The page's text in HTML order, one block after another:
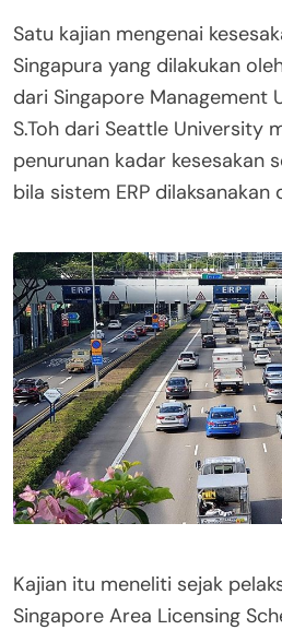
Satu kajian mengenai
Singapura yang dilakukan
dari Singapore Management
S.Toh dari Seattle University
penurunan kadar kesesakan
bila sistem ERP dilaksanakan
Kajian itu meneliti sejak
Singapore Area Licensing